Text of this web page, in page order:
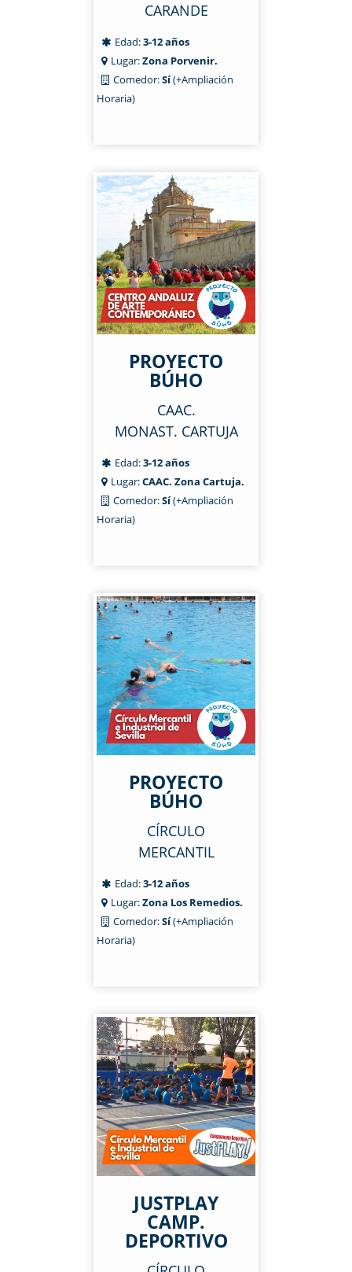
CARANDE
Edad:3-12 años
Lugar:Zona Porvenir.
Comedor:Sí(+Ampliación
Horaria)
PROYECTO
BÚHO
CAAC.
MONAST. CARTUJA
Edad:3-12 años
Lugar:CAAC. Zona Cartuja.
Comedor:Sí(+Ampliación
Horaria)
PROYECTO
BÚHO
CÍRCULO
MERCANTIL
Edad:3-12 años
Lugar:Zona Los Remedios.
Comedor:Sí(+Ampliación
Horaria)
JUSTPLAY
CAMP.
DEPORTIVO